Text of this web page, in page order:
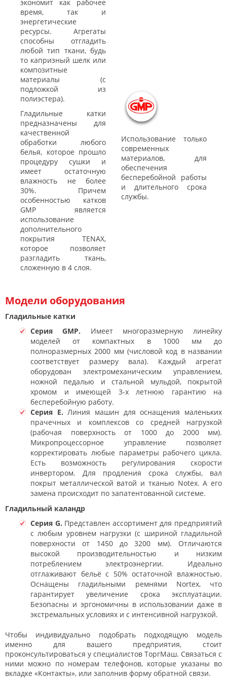
экономит как рабочее
время, так и
энергетические
ресурсы. Агрегаты
способны отгладить
любой тип ткани, будь
то капризный шелк или
композитные
материалы (с
подложкой из
полиэстера).
Гладильные катки
предназначены для
качественной
обработки любого
белья, которое прошло
процедуру сушки и
имеет остаточную
влажность не более
30%. Причем
особенностью катков
GMP является
использование
дополнительного
покрытия TENAX,
которое позволяет
разгладить ткань,
сложенную в 4 слоя.
Использование только
современных
материалов, для
обеспечения
бесперебойной работы
и длительного срока
службы.
Модели оборудования
Гладильные катки
Серия GMP. Имеет многоразмерную линейку
моделей от компактных в 1000 мм до
полноразмерных 2000 мм (числовой код в названии
соответствует размеру вала). Каждый агрегат
оборудован электромеханическим управлением,
ножной педалью и стальной мульдой, покрытой
хромом и имеющей 3-х летнюю гарантию на
бесперебойную работу.
Серия E. Линия машин для оснащения маленьких
прачечных и комплексов со средней нагрузкой
(рабочая поверхность от 1000 до 2000 мм).
Микропроцессорное управление позволяет
корректировать любые параметры рабочего цикла.
Есть возможность регулирования скорости
инвертором. Для продления срока службы, вал
покрыт металлической ватой и тканью Notex. А его
замена происходит по запатентованной системе.
Гладильный каландр
Серия G. Представлен ассортимент для предприятий
с любым уровнем нагрузки (с шириной гладильной
поверхности от 1450 до 3200 мм). Отличаются
высокой производительностью и низким
потреблением электроэнергии. Идеально
отглаживают бельё с 50% остаточной влажностью.
Оснащены гладильными ремнями Nortex, что
гарантирует увеличение срока эксплуатации.
Безопасны и эргономичны в использовании даже в
экстремальных условиях и с интенсивной нагрузкой.
Чтобы индивидуально подобрать подходящую модель
именно для вашего предприятия, стоит
проконсультироваться у специалистов ТоргМаш. Связаться с
ними можно по номерам телефонов, которые указаны во
вкладке «Контакты», или заполнив форму обратной связи.